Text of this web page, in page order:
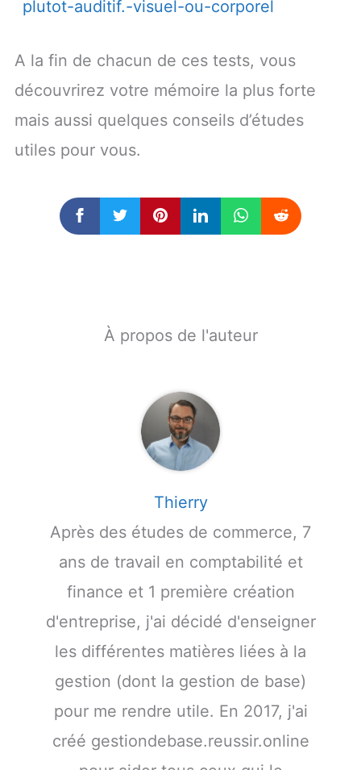
plutot-auditif.-visuel-ou-corporel
A la fin de chacun de ces tests, vous
découvrirez votre mémoire la plus forte
mais aussi quelques conseils d’études
utiles pour vous.
À propos de l'auteur
Thierry
Après des études de commerce, 7
ans de travail en comptabilité et
finance et 1 première création
d'entreprise, j'ai décidé d'enseigner
les différentes matières liées à la
gestion (dont la gestion de base)
pour me rendre utile. En 2017, j'ai
créé gestiondebase.reussir.online